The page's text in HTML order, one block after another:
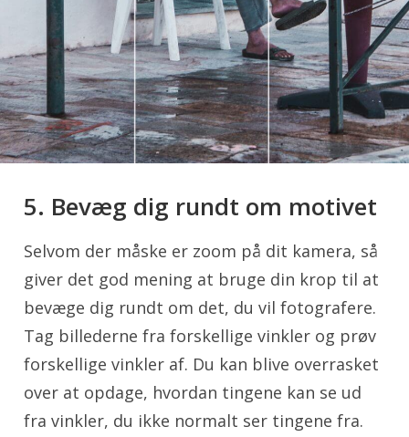
5. Bevæg dig rundt om motivet
Selvom der måske er zoom på dit kamera, så
giver det god mening at bruge din krop til at
bevæge dig rundt om det, du vil fotografere.
Tag billederne fra forskellige vinkler og prøv
forskellige vinkler af. Du kan blive overrasket
over at opdage, hvordan tingene kan se ud
fra vinkler, du ikke normalt ser tingene fra.